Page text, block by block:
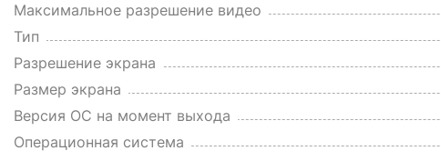
Максимальное разрешение видео
Тип
Разрешение экрана
Размер экрана
Версия ОС на момент выхода
Операционная система